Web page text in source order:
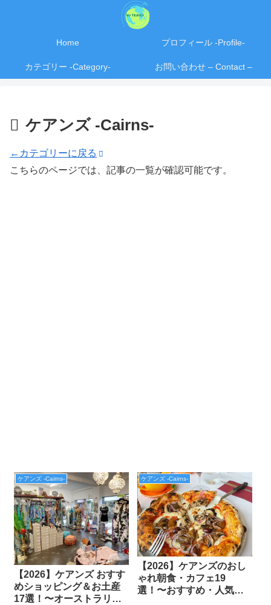
Home プロフィール -Profile-
カテゴリー -Category- お問い合わせ – Contact –
ケアンズ -Cairns-
←カテゴリーに戻る
こちらのページでは、記事の一覧が確認可能です。
ケアンズ -Cairns-
【2026】ケアンズ おすす
めショッピング＆お土産
17選！〜オーストラリア
ケアンズ -Cairns-
【2026】ケアンズのおし
ゃれ朝食・カフェ19
選！〜おすすめ・人気の